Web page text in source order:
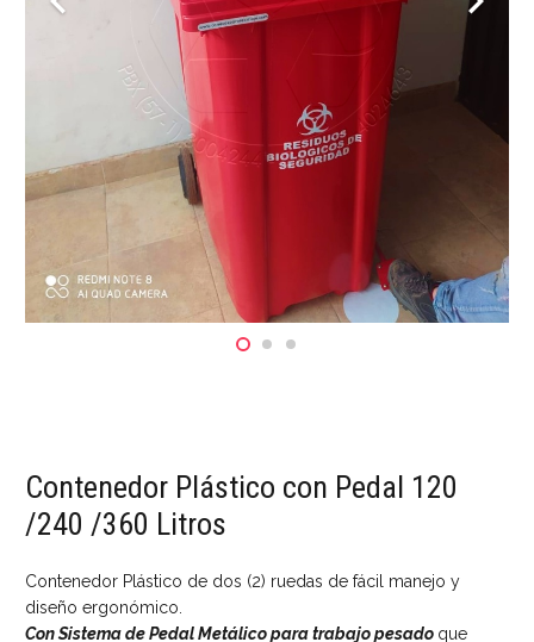
Contenedor Plástico con Pedal 120
/240 /360 Litros
Contenedor Plástico de dos (2) ruedas de fácil manejo y
diseño ergonómico.
Con Sistema de Pedal Metálico para trabajo pesado que